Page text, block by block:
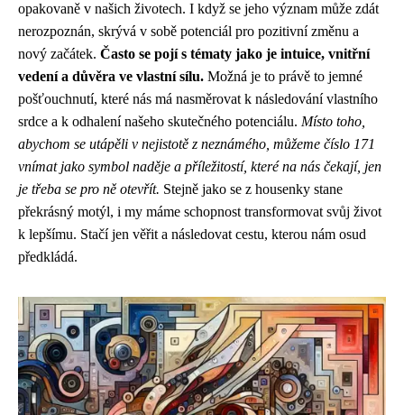
opakovaně v našich životech. I když se jeho význam může zdát
nerozpoznán, skrývá v sobě potenciál pro pozitivní změnu a
nový začátek. Často se pojí s tématy jako je intuice, vnitřní
vedení a důvěra ve vlastní sílu. Možná je to právě to jemné
pošťouchnutí, které nás má nasměrovat k následování vlastního
srdce a k odhalení našeho skutečného potenciálu. Místo toho,
abychom se utápěli v nejistotě z neznámého, můžeme číslo 171
vnímat jako symbol naděje a příležitostí, které na nás čekají, jen
je třeba se pro ně otevřít. Stejně jako se z housenky stane
překrásný motýl, i my máme schopnost transformovat svůj život
k lepšímu. Stačí jen věřit a následovat cestu, kterou nám osud
předkládá.